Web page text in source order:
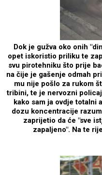
Dok je gužva oko onih
opet iskoristio priliku te
svu pirotehniku što prije
na čije je gašenje odmah
mu nije pošlo za rukom
tribini, te je nervozni
kako sam ja ovdje totalni
dozu koncentracije
zaprijetio da će "sve
zapaljeno". Na te